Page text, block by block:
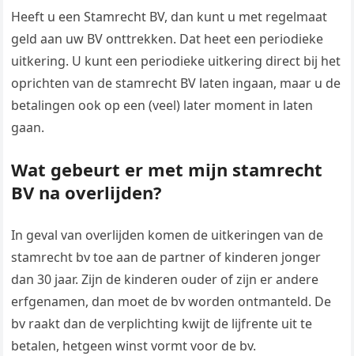
Heeft u een Stamrecht BV, dan kunt u met regelmaat
geld aan uw BV onttrekken. Dat heet een periodieke
uitkering. U kunt een periodieke uitkering direct bij het
oprichten van de stamrecht BV laten ingaan, maar u de
betalingen ook op een (veel) later moment in laten
gaan.
Wat gebeurt er met mijn stamrecht
BV na overlijden?
In geval van overlijden komen de uitkeringen van de
stamrecht bv toe aan de partner of kinderen jonger
dan 30 jaar. Zijn de kinderen ouder of zijn er andere
erfgenamen, dan moet de bv worden ontmanteld. De
bv raakt dan de verplichting kwijt de lijfrente uit te
betalen, hetgeen winst vormt voor de bv.